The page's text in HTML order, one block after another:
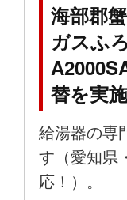
海部郡
ガスふ
替を実施
給湯器の専
す（愛知県
応！）。